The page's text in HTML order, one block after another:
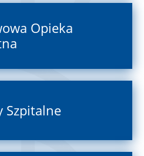
Opieka
Szpitalne